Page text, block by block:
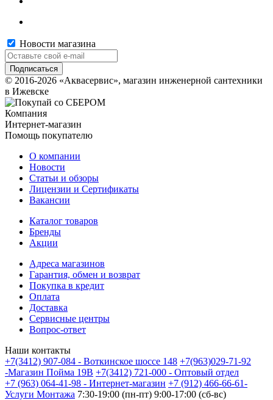
Новости магазина
© 2016-2026 «Аквасервис», магазин инженерной сантехники
в Ижевске
Компания
Интернет-магазин
Помощь покупателю
О компании
Новости
Статьи и обзоры
Лицензии и Сертификаты
Вакансии
Каталог товаров
Бренды
Акции
Адреса магазинов
Гарантия, обмен и возврат
Покупка в кредит
Оплата
Доставка
Сервисные центры
Вопрос-ответ
Наши контакты
+7(3412) 907-084 - Воткинское шоссе 148 +7(963)029-71-92
-Магазин Пойма 19В +7(3412) 721-000 - Оптовый отдел
+7 (963) 064-41-98 - Интернет-магазин +7 (912) 466-66-61-
Услуги Монтажа 7:30-19:00 (пн-пт) 9:00-17:00 (сб-вс)